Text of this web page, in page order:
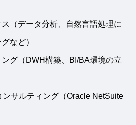
ス（データ分析、自然言語処理に
など）
ング（DWH構築、BI/BA環境の立
ンサルティング（Oracle NetSuite